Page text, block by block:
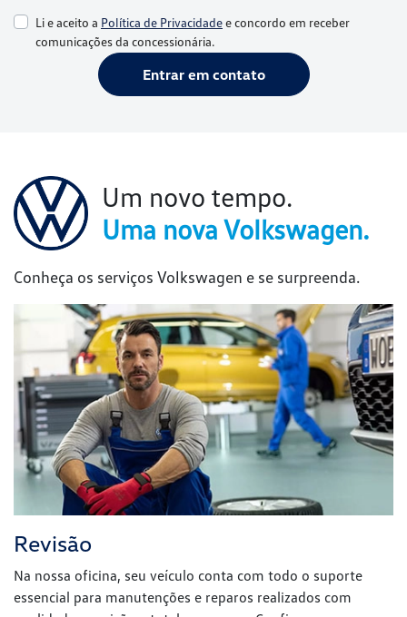
Um novo tempo.
Uma nova Volkswagen.
Conheça os serviços Volkswagen e se surpreenda.
Revisão
Na nossa oficina, seu veículo conta com todo o suporte
essencial para manutenções e reparos realizados com
qualidade, precisão e total segurança. Confie seu carro com
tranquilidade. Aqui, nossa equipe de especialistas cuida de
cada detalhe para garantir que ele esteja sempre em
perfeitas condições.
Clique e saiba mais